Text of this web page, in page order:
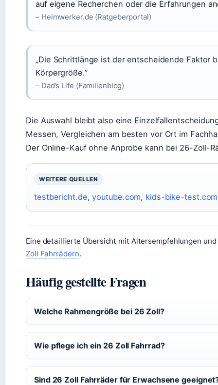
auf eigene Recherchen oder die Erfahrungen
– Heimwerker.de (Ratgeberportal)
„Die Schrittlänge ist der entscheidende Faktor
Körpergröße.”
– Dad’s Life (Familienblog)
Die Auswahl bleibt also eine
Messen, Vergleichen am besten vor Ort im
Der Online-Kauf ohne Anprobe kann bei 26-Zoll-
WEITERE QUELLEN
testbericht.de,youtube.com, kids-bike-test.com
Eine detaillierte Übersicht mit Altersempfehlungen
Zoll Fahrrädern.
Häufig gestellte Fragen
Welche Rahmengröße bei 26 Zoll?
Wie pflege ich ein 26 Zoll Fahrrad?
Sind 26 Zoll Fahrräder für Erwachsene